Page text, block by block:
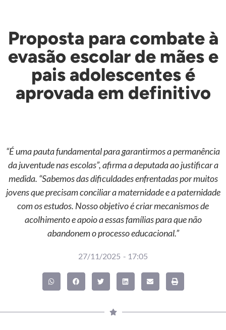
Proposta para combate à
evasão escolar de mães e
pais adolescentes é
aprovada em definitivo
“É uma pauta fundamental para garantirmos a permanência
da juventude nas escolas”, afirma a deputada ao justificar a
medida. “Sabemos das dificuldades enfrentadas por muitos
jovens que precisam conciliar a maternidade e a paternidade
com os estudos. Nosso objetivo é criar mecanismos de
acolhimento e apoio a essas famílias para que não
abandonem o processo educacional.”
27/11/2025 - 17:05